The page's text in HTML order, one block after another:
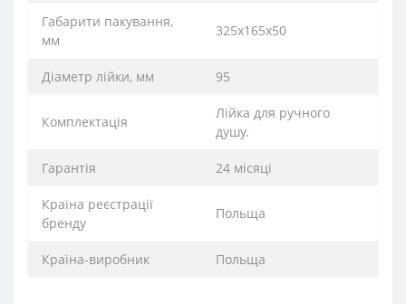
Габарити пакування,
мм
325х165х50
Діаметр лійки, мм 95
Комплектація
Лійка для ручного
душу.
Гарантія 24 місяці
Країна реєстрації
бренду
Польща
Країна-виробник Польща